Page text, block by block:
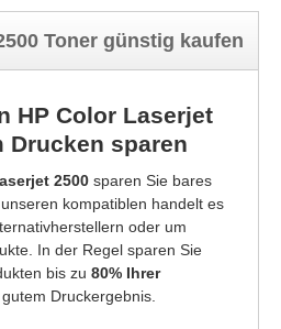
Toner günstig kaufen
HP Color Laserjet
Drucken sparen
2500 sparen Sie bares
kompatiblen handelt es
oder um
In der Regel sparen Sie
bis zu 80% Ihrer
Druckergebnis.